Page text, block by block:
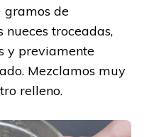
gramos de
troceadas,
y previamente
Mezclamos muy
relleno.